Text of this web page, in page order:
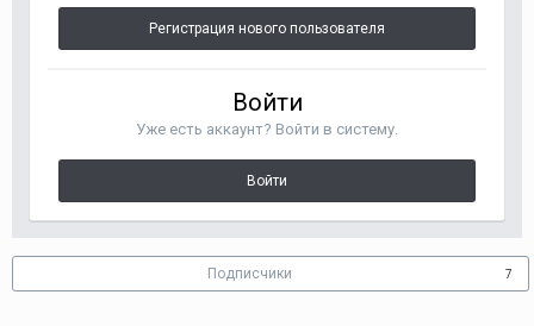
Регистрация нового пользователя
Войти
Уже есть аккаунт? Войти в систему.
Войти
Подписчики 7